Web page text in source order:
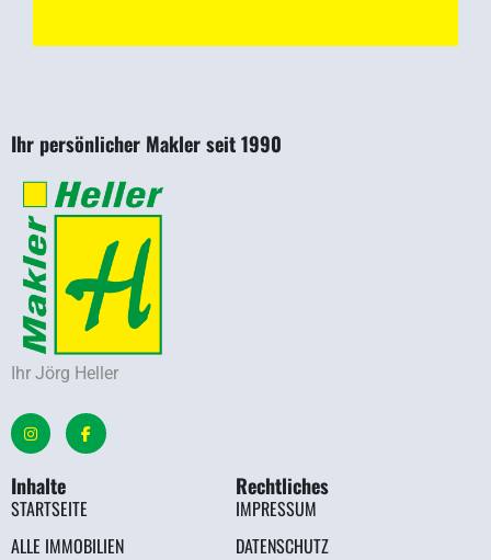
Ihr persönlicher Makler seit 1990
Ihr Jörg Heller
Inhalte
STARTSEITE
ALLE IMMOBILIEN
Rechtliches
IMPRESSUM
DATENSCHUTZ